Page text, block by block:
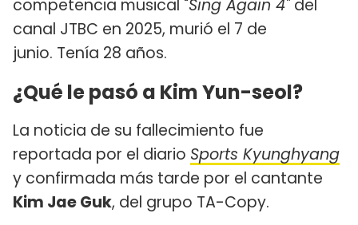
competencia musical "Sing Again 4"del
canal JTBC en 2025, murió el 7 de
junio. Tenía 28 años.
¿Qué le pasó a Kim Yun-seol?
La noticia de su fallecimiento fue
reportada por el diario Sports Kyunghyang
y confirmada más tarde por el cantante
Kim Jae Guk, del grupo TA-Copy.